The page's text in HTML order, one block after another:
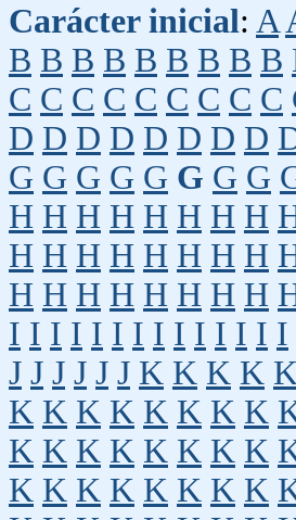
Carácter inicial: A
B B B B B B B B B
C C C C C C C C C
D D D D D D D D
G G G G G G G G
H H H H H H H H
H H H H H H H H
H H H H H H H H
I I I I I I I I I I I I I I
J J J J J J K K K K K
K K K K K K K K
K K K K K K K K
K K K K K K K K